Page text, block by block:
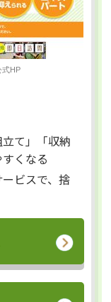
式HP
て」「収納
くなる
ビスで、捨